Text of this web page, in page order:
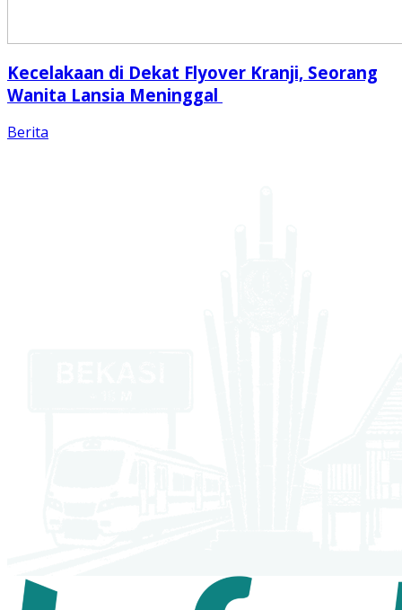
Kecelakaan di Dekat Flyover Kranji, Seorang
Wanita Lansia Meninggal
Berita